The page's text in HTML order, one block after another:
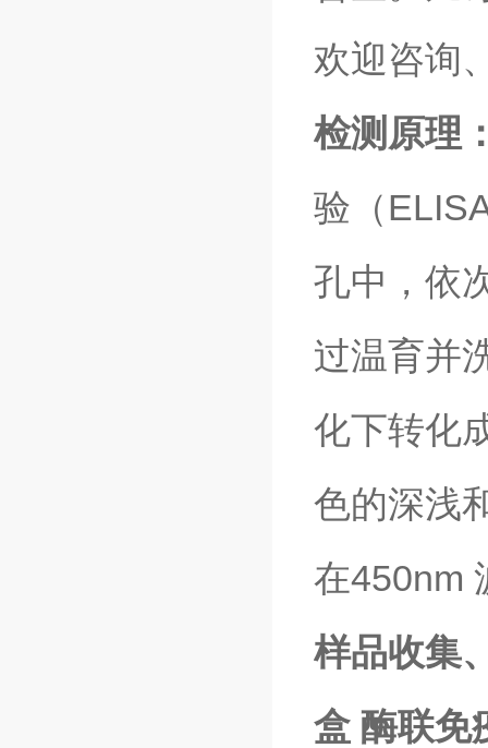
欢迎咨询
检测原理
验（
孔中，依
过温育并
化下转化
色的深浅
在450nm
样品收集
盒 酶联免